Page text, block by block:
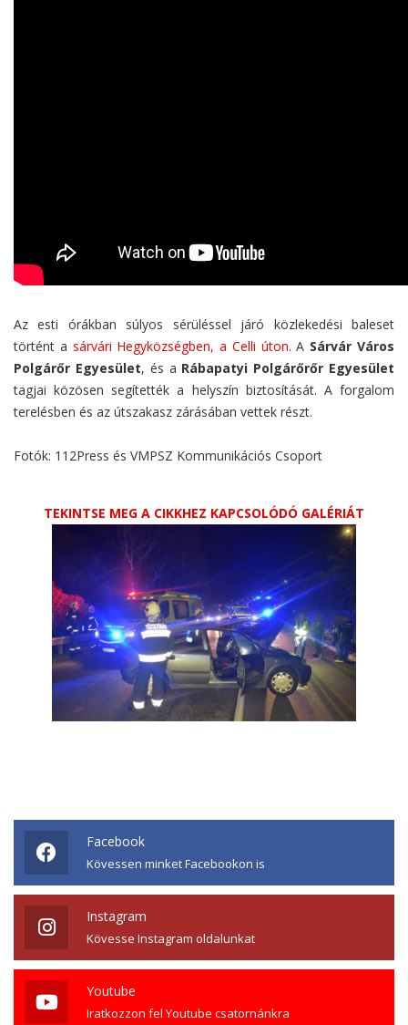
Az esti órákban súlyos sérüléssel járó közlekedési baleset
történt a sárvári Hegyközségben, a Celli úton. A Sárvár Város
Polgárőr Egyesület, és a Rábapatyi Polgárőrőr Egyesület
tagjai közösen segítették a helyszín biztosítását. A forgalom
terelésben és az útszakasz zárásában vettek részt.
Fotók: 112Press és VMPSZ Kommunikációs Csoport
TEKINTSE MEG A CIKKHEZ KAPCSOLÓDÓ GALÉRIÁT
Facebook
Kövessen minket Facebookon is
Instagram
Kövesse Instagram oldalunkat
Youtube
Iratkozzon fel Youtube csatornánkra